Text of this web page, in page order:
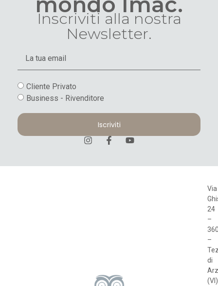
Inscriviti alla nostra
Newsletter.
Cliente Privato
Business - Rivenditore
Iscriviti
Via
24
–
–
di
(VI)